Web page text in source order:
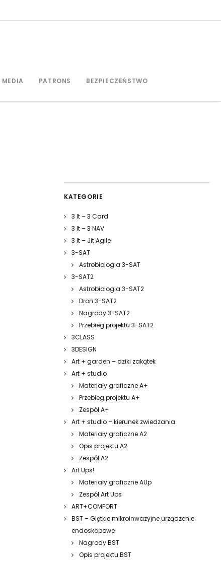
MEDIA PATRONS BEZPIECZEŃSTWO
KATEGORIE
3 It – 3 Card
3 It – 3 NAV
3 It – Jit Agile
3-SAT
Astrobiologia 3-SAT
3-SAT2
Astrobiologia 3-SAT2
Dron 3-SAT2
Nagrody 3-SAT2
Przebieg projektu 3-SAT2
3CLASS
3DESIGN
Art + garden – dziki zakątek
Art + studio
Materiały graficzne A+
Przebieg projektu A+
Zespół A+
Art + studio – kierunek zwiedzania
Materiały graficzne A2
Opis projektu A2
Zespół A2
Art Ups!
Materiały graficzne AUp
Zespół Art Ups
ART+COMFORT
BST – Giętkie mikroinwazyjne urządzenie
endoskopowe
Nagrody BST
Opis projektu BST